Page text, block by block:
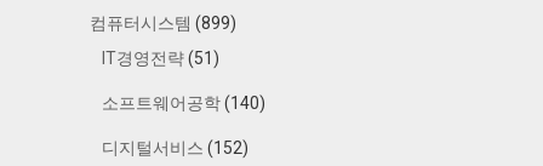
컴퓨터시스템 (899)
IT경영전략(51)
소프트웨어공학(140)
디지털서비스 (152)